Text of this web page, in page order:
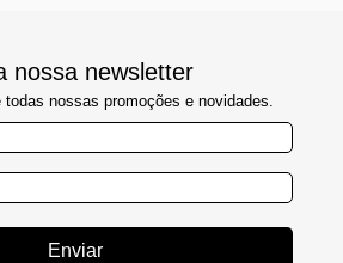
nossa newsletter
todas nossas promoções e novidades.
Enviar